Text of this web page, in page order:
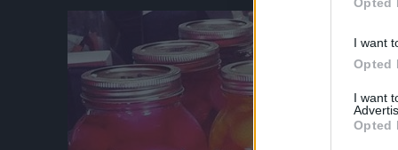
I want
Opted
I want
Opted